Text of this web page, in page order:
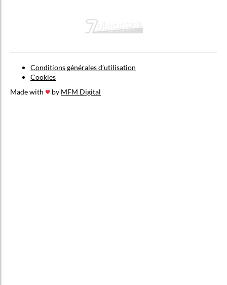
Conditions générales d’utilisation
Cookies
Made with
by MFM Digital